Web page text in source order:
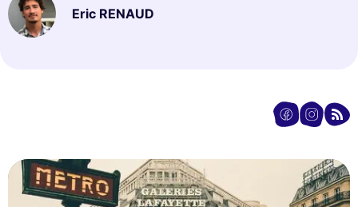
Eric RENAUD